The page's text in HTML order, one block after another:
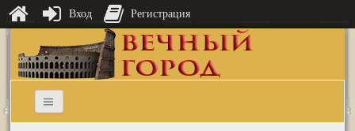
Вход Регистрация